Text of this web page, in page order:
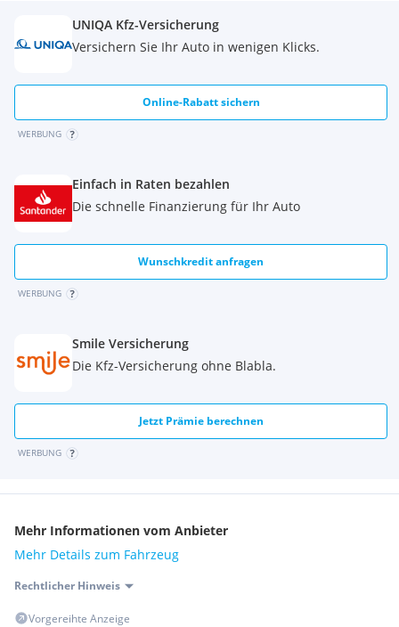
UNIQA Kfz-Versicherung
Versichern Sie Ihr Auto in wenigen Klicks.
Online-Rabatt sichern
WERBUNG
Einfach in Raten bezahlen
Die schnelle Finanzierung für Ihr Auto
Wunschkredit anfragen
WERBUNG
Smile Versicherung
Die Kfz-Versicherung ohne Blabla.
Jetzt Prämie berechnen
WERBUNG
Mehr Informationen vom Anbieter
Mehr Details zum Fahrzeug
Rechtlicher Hinweis
Vorgereihte Anzeige